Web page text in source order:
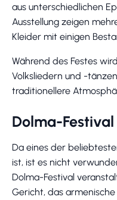
aus unterschiedlichen
Ausstellung zeigen
Kleider mit einigen
Während des Festes
Volksliedern und -
traditionellere
Dolma-Festival
Da eines der
ist, ist es nicht
Dolma-Festival
Gericht, das